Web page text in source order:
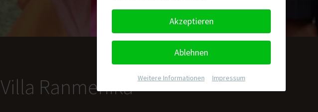
Villa Ranmenika
Akzeptieren
Ablehnen
Weitere Informationen Impressum